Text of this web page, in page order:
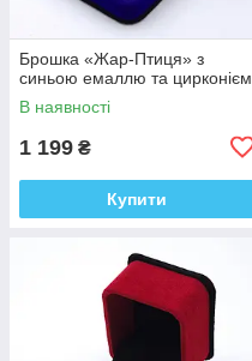
Брошка «Жар-Птиця» з
синьою емаллю та цирконієм
В наявності
1 199 ₴
Купити